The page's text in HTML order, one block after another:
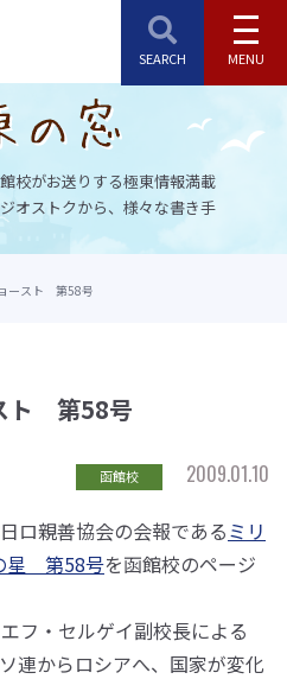
校がお送りする極東情報満載
オストクから、様々な書き手
ースト 第58号
ト 第58号
函館校
2009.01.10
ロ親善協会の会報であるミリ
星 第58号を函館校のページ
フ・セルゲイ副校長による
連からロシアへ、国家が変化